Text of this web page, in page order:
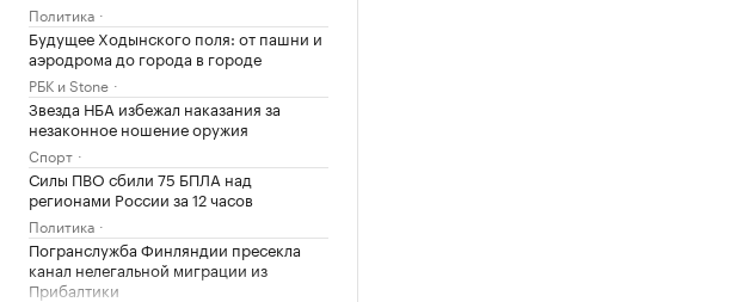
Политика
Будущее Ходынского поля: от пашни и
аэродрома до города в городе
РБК и Stone
Звезда НБА избежал наказания за
незаконное ношение оружия
Спорт
Силы ПВО сбили 75 БПЛА над
регионами России за 12 часов
Политика
Погранслужба Финляндии пресекла
канал нелегальной миграции из
Прибалтики